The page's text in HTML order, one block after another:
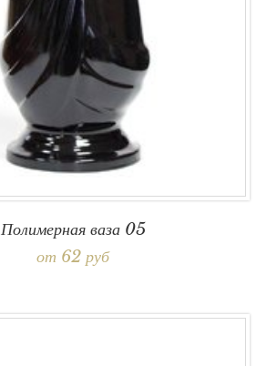
Полимерная ваза 05
от 62 руб